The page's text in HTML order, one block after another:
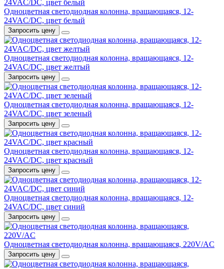
Одноцветная светодиодная колонна, вращающаяся, 12-
24VAC/DC, цвет белый
Запросить цену
Одноцветная светодиодная колонна, вращающаяся, 12-
24VAC/DC, цвет желтый
Запросить цену
Одноцветная светодиодная колонна, вращающаяся, 12-
24VAC/DC, цвет зеленый
Запросить цену
Одноцветная светодиодная колонна, вращающаяся, 12-
24VAC/DC, цвет красный
Запросить цену
Одноцветная светодиодная колонна, вращающаяся, 12-
24VAC/DC, цвет синий
Запросить цену
Одноцветная светодиодная колонна, вращающаяся, 220V/AC
Запросить цену